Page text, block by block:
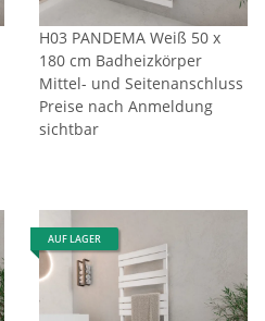
H03 PANDEMA Weiß 50 x
180 cm Badheizkörper
Mittel- und Seitenanschluss
Preise nach Anmeldung
sichtbar
AUF LAGER